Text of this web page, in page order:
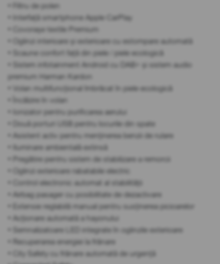
• Filtru de polen
• Interfață smartphone Apple CarPlay
• Covorașe textile Premium
• Oglinzi interioare și exterioare cu estompare automată
• Scaune confort față din piele / piele ecologică
• Sistem infotainment Android cu DAB+ și sistem audio
premium Harman Kardon
• Volan multifuncțional îmbrăcat în piele ecologică
• Încălzire în volan
• Ionizator pentru purificarea aerului
• Două porturi USB pentru locurile din spate
• Asistent activ pentru menținerea benzii de rulare
• Iluminare ambientală extinsă
• Pregătire pentru sistem de stabilizare a remorcii
• Oglinzi exterioare rabatabile electric
• Control electronic automat al stabilității
• Airbag pasager cu posibilitate de dezactivare
• Extensie reglabilă manual pentru susținerea picioarelor
• Acționare automată a hayonului
• Semnalizatoare LED integrate în oglinzile exterioare
• Recuperarea energiei la frânare
• City Safety cu frânare automată de urgență